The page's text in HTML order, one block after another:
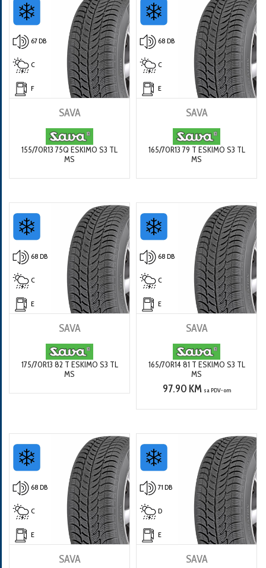
67 DB
C
F
SAVA
155/70R13 75Q ESKIMO S3 TL
MS
68 DB
C
E
SAVA
165/70R13 79 T ESKIMO S3 TL
MS
68 DB
C
E
SAVA
175/70R13 82 T ESKIMO S3 TL
MS
68 DB
C
E
SAVA
165/70R14 81 T ESKIMO S3 TL
MS
97.90 KM sa PDV-om
68 DB
C
E
SAVA
71 DB
D
E
SAVA